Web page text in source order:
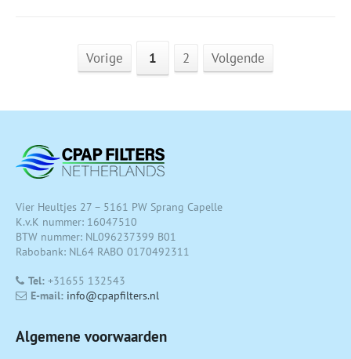
Vorige 1 2 Volgende
Vier Heultjes 27 – 5161 PW Sprang Capelle
K.v.K nummer: 16047510
BTW nummer: NL096237399 B01
Rabobank: NL64 RABO 0170492311
Tel: +31655 132543
E-mail: info@cpapfilters.nl
Algemene voorwaarden